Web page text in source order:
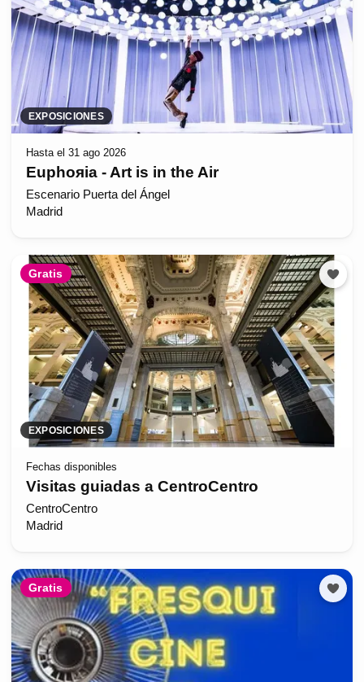
EXPOSICIONES
Hasta el 31 ago 2026
Euphoяia - Art is in the Air
Escenario Puerta del Ángel
Madrid
Gratis
EXPOSICIONES
Fechas disponibles
Visitas guiadas a CentroCentro
CentroCentro
Madrid
Gratis